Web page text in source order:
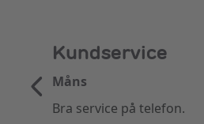
Kundservice
Måns
Bra service på telefon.